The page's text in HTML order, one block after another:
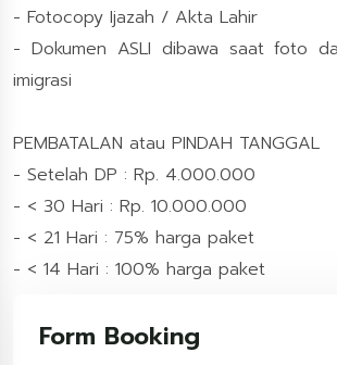
- Fotocopy Ijazah / Akta Lahir
- Dokumen ASLI dibawa saat foto
imigrasi
PEMBATALAN atau PINDAH TANGGAL
- Setelah DP : Rp. 4.000.000
- < 30 Hari : Rp. 10.000.000
- < 21 Hari : 75% harga paket
- < 14 Hari : 100% harga paket
Form Booking